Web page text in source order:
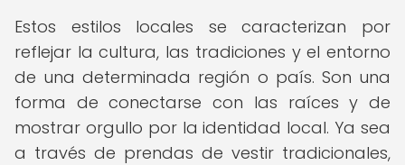
Estos estilos locales se caracterizan por
reflejar la cultura, las tradiciones y el entorno
de una determinada región o país. Son una
forma de conectarse con las raíces y de
mostrar orgullo por la identidad local. Ya sea
a través de prendas de vestir tradicionales,